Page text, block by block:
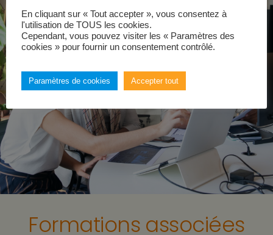
Formations associées
En cliquant sur « Tout accepter », vous consentez à
l'utilisation de TOUS les cookies.
Cependant, vous pouvez visiter les « Paramètres des
cookies » pour fournir un consentement contrôlé.
Paramètres de cookies Accepter tout